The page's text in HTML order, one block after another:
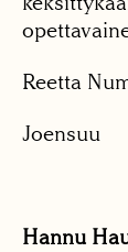
Reetta
Joensuu
Hannu